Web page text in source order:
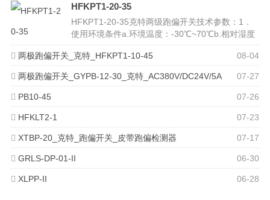
HFKPT1-20-35
HFKPT1-20-35克特两级跑偏开关技术参数：1．
使用环境条件a.环境温度：-30℃~70℃b.相对湿度
不大于...
08-04
两极跑偏开关_克特_HFKPT1-10-45
07-27
两极跑偏开关_GYPB-12-30_克特_AC380V/DC24V/5A
07-26
PB10-45
07-23
HFKLT2-1
07-17
XTBP-20_克特_跑偏开关_皮带跑偏检测器
06-30
GRLS-DP-01-II
06-28
XLPP-II